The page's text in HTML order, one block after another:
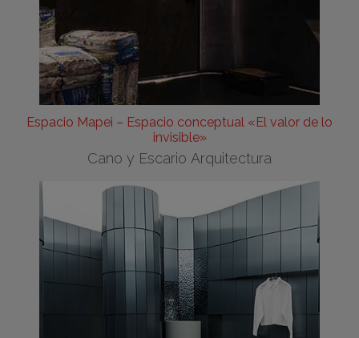
Espacio Mapei – Espacio conceptual «El valor de lo
invisible»
Cano y Escario Arquitectura